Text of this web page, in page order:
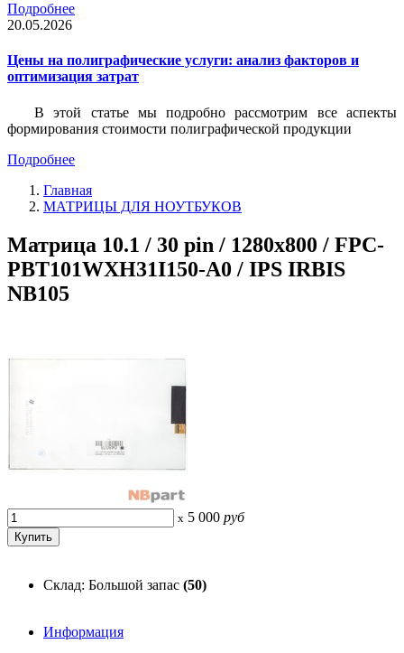
Подробнее
20.05.2026
Цены на полиграфические услуги: анализ факторов и
оптимизация затрат
В этой статье мы подробно рассмотрим все аспекты
формирования стоимости полиграфической продукции
Подробнее
Главная
МАТРИЦЫ ДЛЯ НОУТБУКОВ
Матрица 10.1 / 30 pin / 1280x800 / FPC-
PBT101WXH31I150-A0 / IPS IRBIS
NB105
x 5 000 руб
Склад: Большой запас (50)
Информация